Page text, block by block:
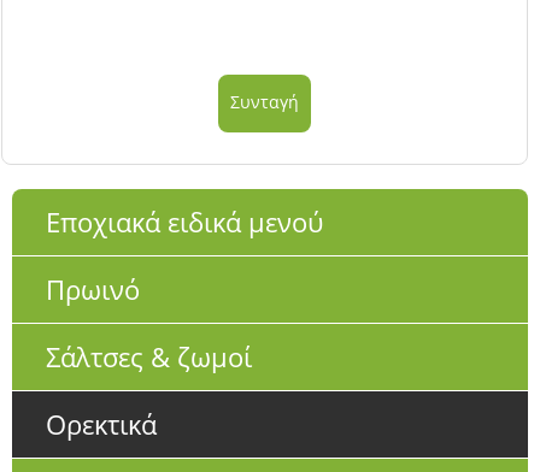
Συνταγή
Εποχιακά ειδικά μενού
Πρωινό
Σάλτσες & ζωμοί
Ορεκτικά